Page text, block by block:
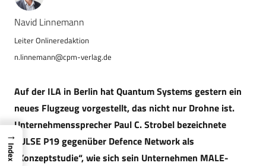
Navid Linnemann
n.linnemann@cpm-verlag.de
Aufder ILA in Berlin hat Quantum Systems gestern ein
neues Flugzeug vorgestellt, das nicht nur Drohne ist.
Unternehmenssprecher Paul C. Strobel bezeichnete
PULSE P19 gegenüber Defence Network als
Konzeptstudie“, wie sich sein Unternehmen MALE-
→
Index